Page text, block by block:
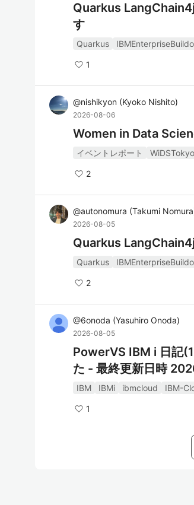
Quarkus
す
Quarkus
1
@nishikyon (Kyoko Nishito)
2026-08-06
Women in Data
イベントレポート
2
@autonomura (Takumi Nomura
2026-08-05
Quarkus
Quarkus
2
@6onoda (Yasuhiro Onoda)
2026-08-05
PowerVS IBM i 日記
た - 最終更新日時
IBM IBMi ibmcloud IBM-
1